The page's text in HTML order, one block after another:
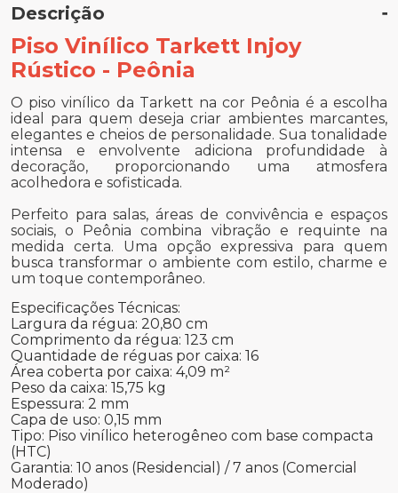
Descrição
Piso Vinílico Tarkett Injoy
Rústico - Peônia
O piso vinílico da Tarkett na cor Peônia é a escolha
ideal para quem deseja criar ambientes marcantes,
elegantes e cheios de personalidade. Sua tonalidade
intensa e envolvente adiciona profundidade à
decoração, proporcionando uma atmosfera
acolhedora e sofisticada.
Perfeito para salas, áreas de convivência e espaços
sociais, o Peônia combina vibração e requinte na
medida certa. Uma opção expressiva para quem
busca transformar o ambiente com estilo, charme e
um toque contemporâneo.
Especificações Técnicas:
Largura da régua: 20,80 cm
Comprimento da régua: 123 cm
Quantidade de réguas por caixa: 16
Área coberta por caixa: 4,09 m²
Peso da caixa: 15,75 kg
Espessura: 2 mm
Capa de uso: 0,15 mm
Tipo: Piso vinílico heterogêneo com base compacta
(HTC)
Garantia: 10 anos (Residencial) / 7 anos (Comercial
Moderado)